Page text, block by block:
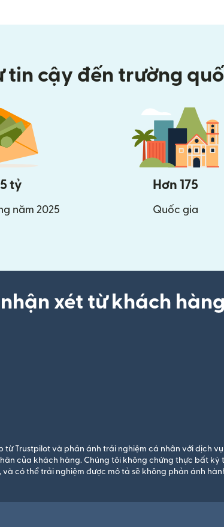
tin cậy đến trường
tỷ
năm 2025
Hơn 175
Quốc gia
xét từ khách
Trustpilot và phản ánh trải nghiệm cá nhân với dịch
của khách hàng. Chúng tôi không chứng thực bất kỳ
có thể trải nghiệm được mô tả sẽ không phản ánh